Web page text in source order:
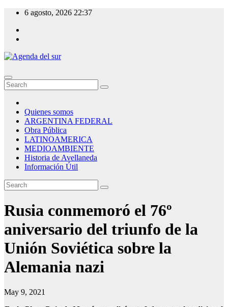
Skip
content
6 agosto, 2026 22:37
Quienes somos
ARGENTINA FEDERAL
Obra Pública
LATINOAMERICA
MEDIOAMBIENTE
Historia de Avellaneda
Información Útil
Rusia conmemoró el 76º
aniversario del triunfo de la
Unión Soviética sobre la
Alemania nazi
May 9, 2021